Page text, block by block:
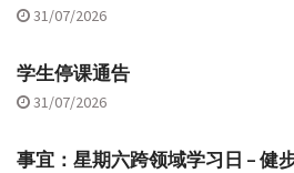
31/07/2026
学生停课通告
31/07/2026
事宜：星期六跨领域学习日 – 健